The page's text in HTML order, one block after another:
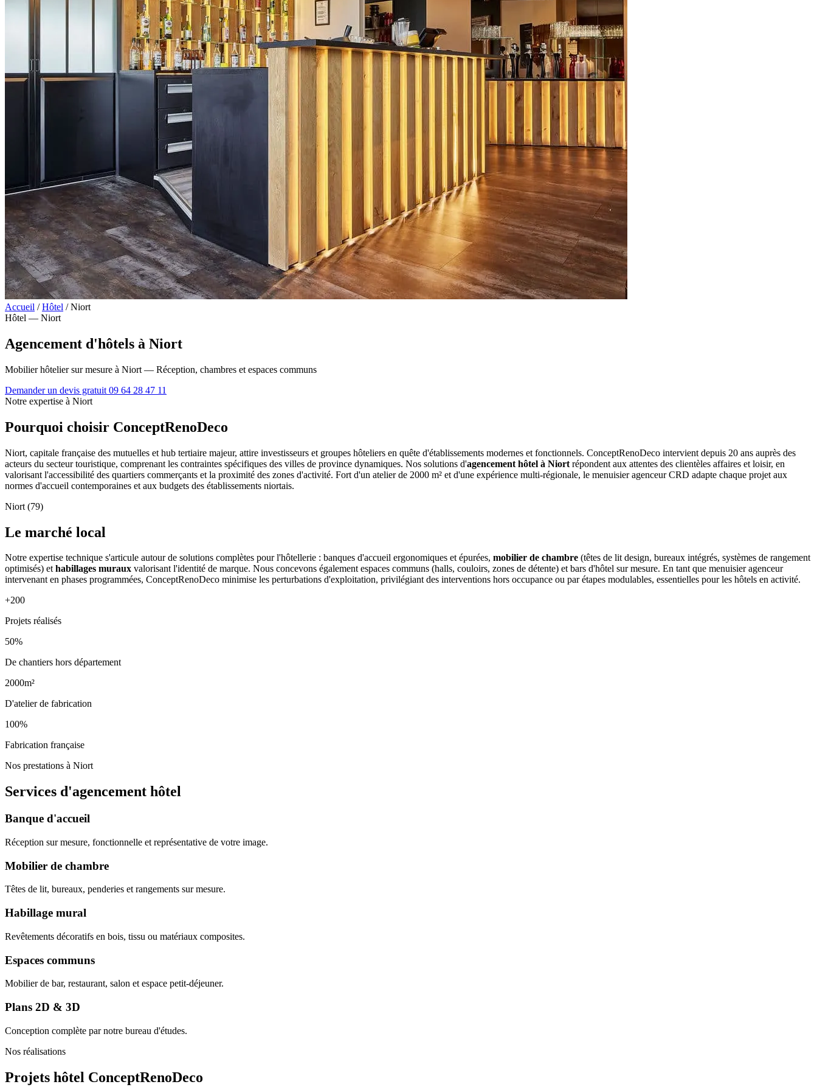
Accueil / Hôtel / Niort
Hôtel — Niort
Agencement d'hôtels à Niort
Mobilier hôtelier sur mesure à Niort — Réception, chambres et espaces communs
Demander un devis gratuit 09 64 28 47 11
Notre expertise à Niort
Pourquoi choisir ConceptRenoDeco
Niort, capitale française des mutuelles et hub tertiaire majeur, attire investisseurs et groupes hôteliers en quête d'établissements modernes et fonctionnels. ConceptRenoDeco intervient depuis 20 ans auprès des
acteurs du secteur touristique, comprenant les contraintes spécifiques des villes de province dynamiques. Nos solutions d'agencement hôtel à Niort répondent aux attentes des clientèles affaires et loisir, en
valorisant l'accessibilité des quartiers commerçants et la proximité des zones d'activité. Fort d'un atelier de 2000 m² et d'une expérience multi-régionale, le menuisier agenceur CRD adapte chaque projet aux
normes d'accueil contemporaines et aux budgets des établissements niortais.
Niort (79)
Le marché local
Notre expertise technique s'articule autour de solutions complètes pour l'hôtellerie : banques d'accueil ergonomiques et épurées, mobilier de chambre (têtes de lit design, bureaux intégrés, systèmes de rangement
optimisés) ethabillages muraux valorisant l'identité de marque. Nous concevons également espaces communs (halls, couloirs, zones de détente) et bars d'hôtel sur mesure. En tant que menuisier agenceur
intervenant en phases programmées, ConceptRenoDeco minimise les perturbations d'exploitation, privilégiant des interventions hors occupance ou par étapes modulables, essentielles pour les hôtels en activité.
+200
Projets réalisés
50%
De chantiers hors département
2000m²
D'atelier de fabrication
100%
Fabrication française
Nos prestations à Niort
Services d'agencement hôtel
Banque d'accueil
Réception sur mesure, fonctionnelle et représentative de votre image.
Mobilier de chambre
Têtes de lit, bureaux, penderies et rangements sur mesure.
Habillage mural
Revêtements décoratifs en bois, tissu ou matériaux composites.
Espaces communs
Mobilier de bar, restaurant, salon et espace petit-déjeuner.
Plans 2D & 3D
Conception complète par notre bureau d'études.
Nos réalisations
Projets hôtel ConceptRenoDeco